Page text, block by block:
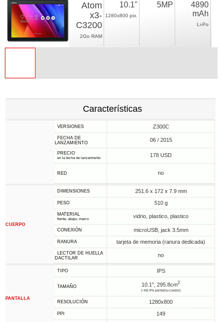
Atom
x3-
C3200
2Go RAM
10.1"
1280x800 pix.
5MP
4890
mAh
Li-Po
Características
VERSIONES Z300C
FECHA DE
LANZAMIENTO
06 / 2015
PRECIO
en la fecha de lanzamiento 178 USD
RED no
CUERPO
DIMENSIONES 251.6 x 172 x 7.9 mm
PESO 510 g
MATERIAL
frente, abajo, marco vidrio, plastico, plastico
CONEXIÓN microUSB, jack 3.5mm
RANURA tarjeta de memoria (ranura dedicada)
LECTOR DE HUELLA
DACTILAR
no
PANTALLA
TIPO IPS
TAMAÑO 10.1", 295.8cm2
(~68.4% pantalla-cuerpo)
RESOLUCIÓN 1280x800
PPI 149